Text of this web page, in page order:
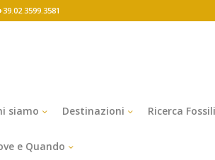
siamo Destinazioni Ricerca Fossili
e Quando